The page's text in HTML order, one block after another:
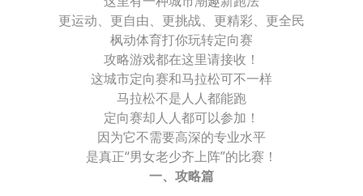
更运动、更自由、更挑战、更精彩、更全民
枫动体育打你玩转定向赛
攻略游戏都在这里请接收！
这城市定向赛和马拉松可不一样
马拉松不是人人都能跑
定向赛却人人都可以参加！
因为它不需要高深的专业水平
是真正“男女老少齐上阵”的比赛！
一、攻略篇